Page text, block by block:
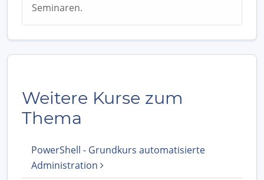
Seminaren.
Weitere Kurse zum
Thema
PowerShell - Grundkurs automatisierte
Administration